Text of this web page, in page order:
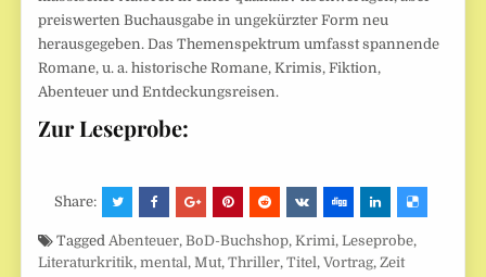
preiswerten Buchausgabe in ungekürzter Form neu
herausgegeben. Das Themenspektrum umfasst spannende
Romane, u. a. historische Romane, Krimis, Fiktion,
Abenteuer und Entdeckungsreisen.
Zur Leseprobe:
Share:
TaggedAbenteuer,BoD-Buchshop,Krimi,Leseprobe,
Literaturkritik,mental,Mut,Thriller,Titel,Vortrag,Zeit